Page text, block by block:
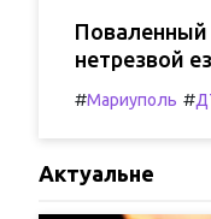
Поваленный
нетрезвой
#Мариуполь #
Актуальне